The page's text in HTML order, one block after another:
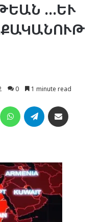
…ԵՒ
0 1 minute read
MessengerWhatsAppTelegram